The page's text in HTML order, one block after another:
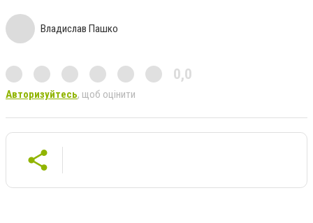
Владислав Пашко
0,0
Авторизуйтесь, щоб оцінити